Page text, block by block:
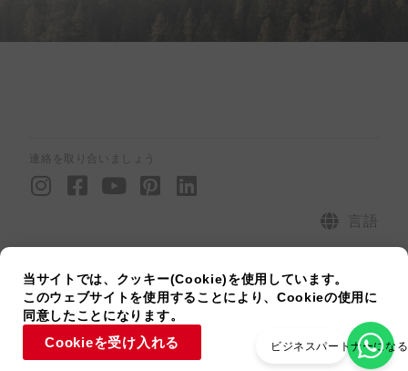
ビジネスパートナーになる
サイトマッププライバシーポリシー[raiseup_copyright]
連絡を取り合いましょう
I
n
t
a
g
r
a
m
F
a
e
b
o
o
k
-
Y
o
t
u
b
e
P
i
t
e
r
e
s
t
L
i
k
d
i
n
言語
当サイトでは、クッキー(Cookie)を使用しています。
このウェブサイトを使用することにより、Cookieの使用に
同意したことになります。
Cookieを受け入れる